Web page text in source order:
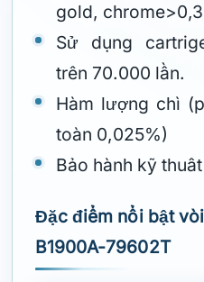
gold,
Sử dụng
trên 70.000 lần.
Hàm lượng chì
toàn 0,025%)
Bảo hành kỹ
Đặc điểm nổi bật
B1900A-79602T